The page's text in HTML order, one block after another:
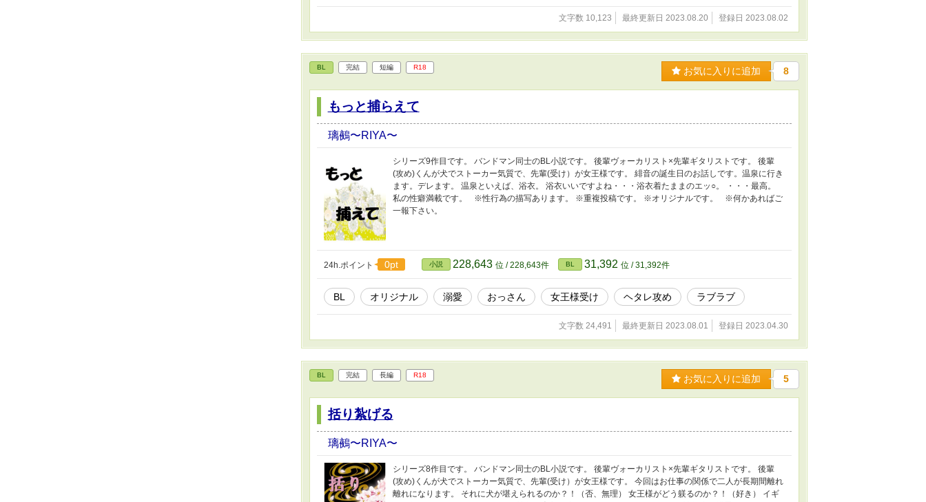
文字数 10,123 最終更新日 2023.08.20 登録日 2023.08.02
BL 完結 短編 R18 お気に入りに追加 8
もっと捕らえて
璃鵺〜RIYA〜
シリーズ9作目です。 バンドマン同士のBL小説です。 後輩ヴォーカリスト×先輩ギタリストです。 後輩
(攻め)くんが犬でストーカー気質で、先輩(受け）が女王様です。 緋音の誕生日のお話しです。温泉に行き
ます。デレます。 温泉といえば、浴衣。 浴衣いいですよね・・・浴衣着たままのエッ○。 ・・・最高。
私の性癖満載です。 ※性行為の描写あります。 ※重複投稿です。 ※オリジナルです。 ※何かあればご
一報下さい。
24h.ポイント 0pt 小説 228,643 位 / 228,643件 BL 31,392 位 / 31,392件
BL オリジナル 溺愛 おっさん 女王様受け ヘタレ攻め ラブラブ
文字数 24,491 最終更新日 2023.08.01 登録日 2023.04.30
BL 完結 長編 R18 お気に入りに追加 5
括り紮げる
璃鵺〜RIYA〜
シリーズ8作目です。 バンドマン同士のBL小説です。 後輩ヴォーカリスト×先輩ギタリストです。 後輩
(攻め)くんが犬でストーカー気質で、先輩(受け）が女王様です。 今回はお仕事の関係で二人が長期間離れ
離れになります。 それに犬が堪えられるのか？！（否、無理） 女王様がどう躾るのか？！（好き） イギ